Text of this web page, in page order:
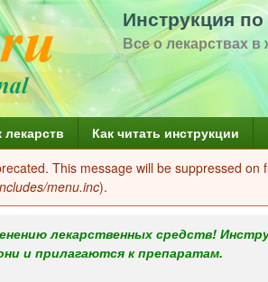
Перейти
к
содержанию
Инструкция
Все о лекарствах
лекарств Как читать инструкции
This message will be suppressed on
menu.inc).
лекарственных средств!
и прилагаются к препаратам.